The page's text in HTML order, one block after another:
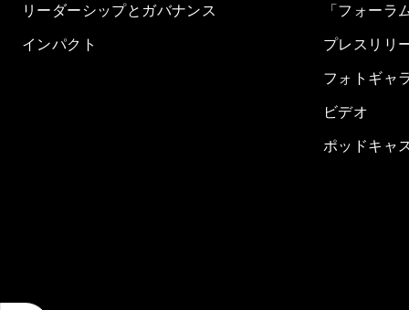
リーダーシップとガバナンス
インパクト
「フォーラ
プレスリリ
フォトギャ
ビデオ
ポッドキャ